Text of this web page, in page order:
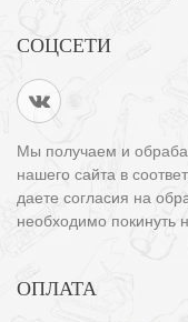
СОЦСЕТИ
Мы получаем и
нашего сайта в
даете согласия на
необходимо покинуть
ОПЛАТА